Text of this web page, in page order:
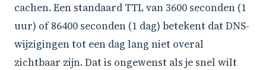
cachen. Een standaard TTL van 3600 seconden (1
uur) of 86400 seconden (1 dag) betekent dat DNS-
wijzigingen tot een dag lang niet overal
zichtbaar zijn. Dat is ongewenst als je snel wilt